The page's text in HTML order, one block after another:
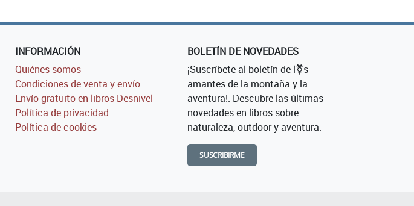
INFORMACIÓN
Quiénes somos
Condiciones de venta y envío
Envío gratuito en libros Desnivel
Política de privacidad
Política de cookies
BOLETÍN DE NOVEDADES
¡Suscríbete al boletín de l⚧s
amantes de la montaña y la
aventura!. Descubre las últimas
novedades en libros sobre
naturaleza, outdoor y aventura.
SUSCRIBIRME